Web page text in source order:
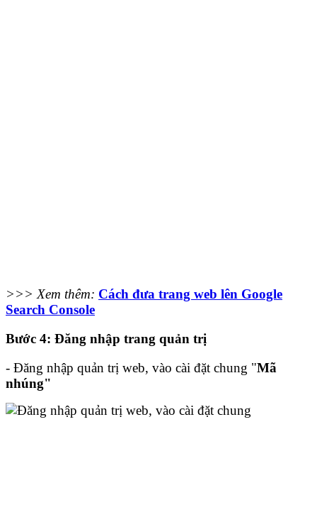
>>> Xem thêm: Cách đưa trang web lên Google
Search Console
Bước 4: Đăng nhập trang quản trị
- Đăng nhập quản trị web, vào cài đặt chung "Mã
nhúng"